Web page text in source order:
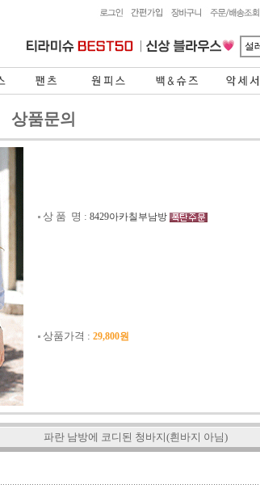
상품문의
상 품 명 : 8429아카칠부남방
상품가격 : 29,800원
파란 남방에 코디된 청바지(흰바지 아님)